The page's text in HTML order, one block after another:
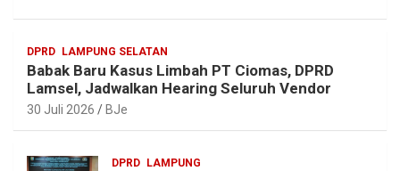
m
k
s
t
DPRD LAMPUNG SELATAN
Babak Baru Kasus Limbah PT Ciomas, DPRD
Lamsel, Jadwalkan Hearing Seluruh Vendor
30 Juli 2026 BJe
DPRD LAMPUNG